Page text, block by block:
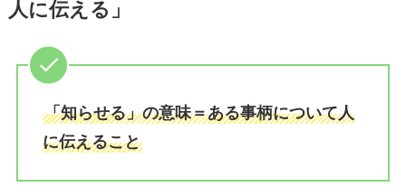
人に伝える」
「知らせる」の意味＝ある事柄について人
に伝えること